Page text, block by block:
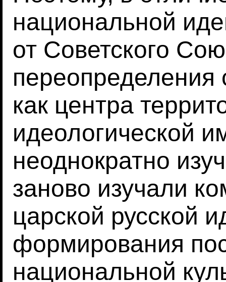
национальной
от Советского
переопределения
как центра
идеологической
неоднократно
заново изучали
царской русской
формирования
национальной